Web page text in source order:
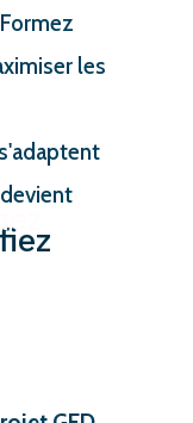
les